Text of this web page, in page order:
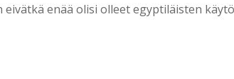
enää olisi olleet egyptiläisten